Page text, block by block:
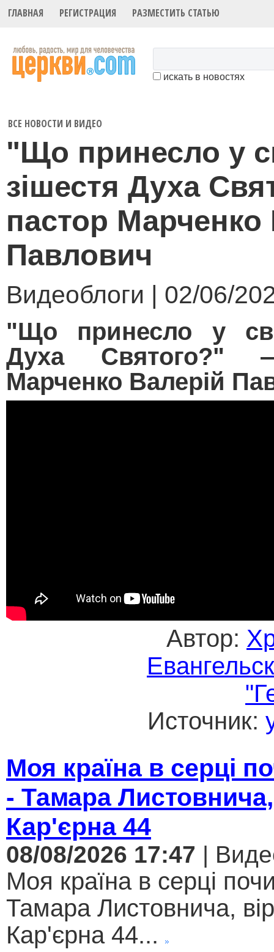
ГЛАВНАЯ РЕГИСТРАЦИЯ РАЗМЕСТИТЬ СТАТЬЮ
искать в новостях
ВСЕ НОВОСТИ И ВИДЕО
"Що принесло у
зішестя Духа
пастор Марченко
Павлович
Видеоблоги | 02/06/
"Що принесло у
Духа Святого?"
Марченко Валерій
Автор:
Источник:
Моя країна в серці
- Тамара
Кар'єрна 44
08/08/2026 17:47 |
Моя країна в серці
Тамара Листовнича,
Кар'єрна 44...